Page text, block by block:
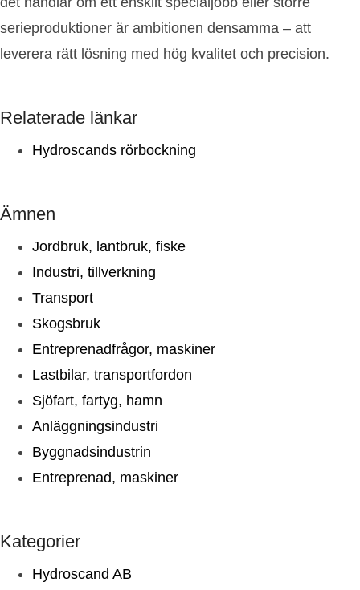
serieproduktioner är ambitionen densamma – att
leverera rätt lösning med hög kvalitet och precision.
Relaterade länkar
Hydroscands rörbockning
Ämnen
Jordbruk, lantbruk, fiske
Industri, tillverkning
Transport
Skogsbruk
Entreprenadfrågor, maskiner
Lastbilar, transportfordon
Sjöfart, fartyg, hamn
Anläggningsindustri
Byggnadsindustrin
Entreprenad, maskiner
Kategorier
Hydroscand AB